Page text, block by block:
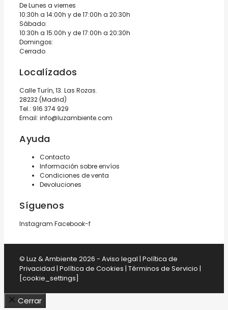
De Lunes a viernes
10:30h a 14:00h y de 17:00h a 20:30h
Sábado:
10:30h a 15:00h y de 17:00h a 20:30h
Domingos:
Cerrado
Localízados
Calle Turín, 13. Las Rozas.
28232 (Madrid)
Tel.: 916 374 929
Email: info@luzambiente.com
Ayuda
Contacto
Información sobre envíos
Condiciones de venta
Devoluciones
Síguenos
Instagram Facebook-f
© Luz & Ambiente 2026 - Aviso legal | Política de
Privacidad | Política de Cookies | Términos de Servicio |
[cookie_settings]
Cerrar